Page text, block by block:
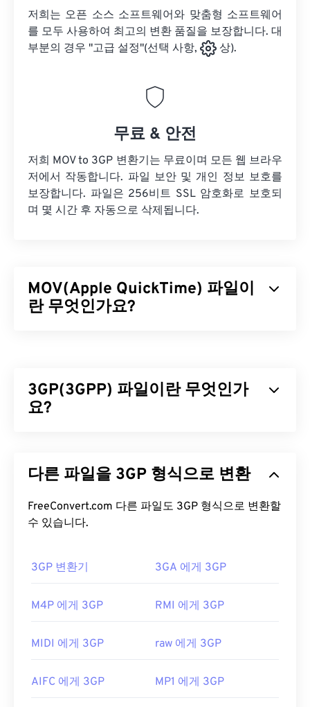
저희는 오픈 소스 소프트웨어와 맞춤형 소프트웨어
를 모두 사용하여 최고의 변환 품질을 보장합니다. 대
부분의 경우 "고급 설정"(선택 사항,
상).
무료 & 안전
저희 MOV to 3GP 변환기는 무료이며 모든 웹 브라우
저에서 작동합니다. 파일 보안 및 개인 정보 보호를
보장합니다. 파일은 256비트 SSL 암호화로 보호되
며 몇 시간 후 자동으로 삭제됩니다.
MOV(Apple QuickTime) 파일이
란 무엇인가요?
에 저장하는 데 유용한 것으로 알려져 있습니다.
QuickTime의 주요 특징 중 하나는 동영상 "
MOV 파일을 어떻게 여나요?
기본적으로 MOV 파일은QuickTime 으로 열립니다.
MOV 파일이 2.0 이하 버전인 경우
수 없는 경우, 모바일을 포함한 다양한 플랫폼에서 작
MOV 확장자를 사용하는 다른 두 파일 형식이 있습니
파일 형식은 서로 관련이 없습니다. 하나는 더 이상
습니다. Apple이 이러한 기술을 개발하지 않았으며
QuickTime에서 열리지 않습니다.
3GP(3GPP) 파일이란 무엇인가
요?
된 멀티미디어 컨테이너 포맷으로,GSM (Global
바일용 기술이므로, 3GP 포맷을 사용하면 UMTS 네
트워크의 휴대폰에서 고속 무선 연결을 통해 미디어
3GP 파일을 어떻게 여나요?
3GP 파일을 여는 데 가장 좋은 애플리케이션은
되었지만 Linux, Mac, Windows를 포함한 대부분의
운영 체제에서 쉽게 열 수 있습니다.
3GP는 3GPPTimed Text를통해 자막을 지원하는 유
다른 파일을 3GP 형식으로 변환
FreeConvert.com 다른 파일도 3GP 형식으로 변환할
수 있습니다.
3GP 변환기 3GA 에게 3GP
M4P 에게 3GP RMI 에게 3GP
MIDI 에게 3GP raw 에게 3GP
AIFC 에게 3GP MP1 에게 3GP